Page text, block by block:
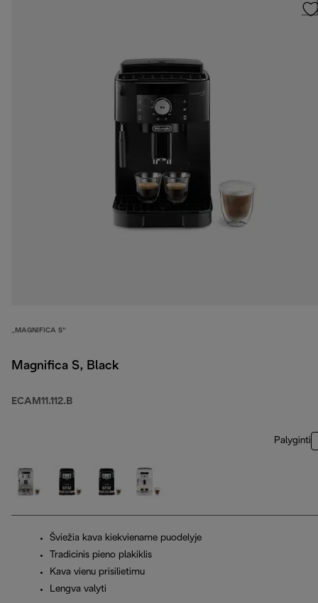
„MAGNIFICA S“
Magnifica S, Black
ECAM11.112.B
Palyginti
Šviežia kava kiekviename puodelyje
Tradicinis pieno plakiklis
Kava vienu prisilietimu
Lengva valyti